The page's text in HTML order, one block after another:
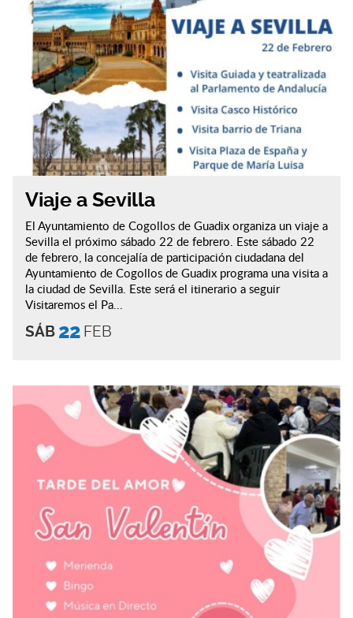
Viaje a Sevilla
El Ayuntamiento de Cogollos de Guadix organiza un viaje a
Sevilla el próximo sábado 22 de febrero. Este sábado 22
de febrero, la concejalía de participación ciudadana del
Ayuntamiento de Cogollos de Guadix programa una visita a
la ciudad de Sevilla. Este será el itinerario a seguir
Visitaremos el Pa...
SÁB 22 FEB